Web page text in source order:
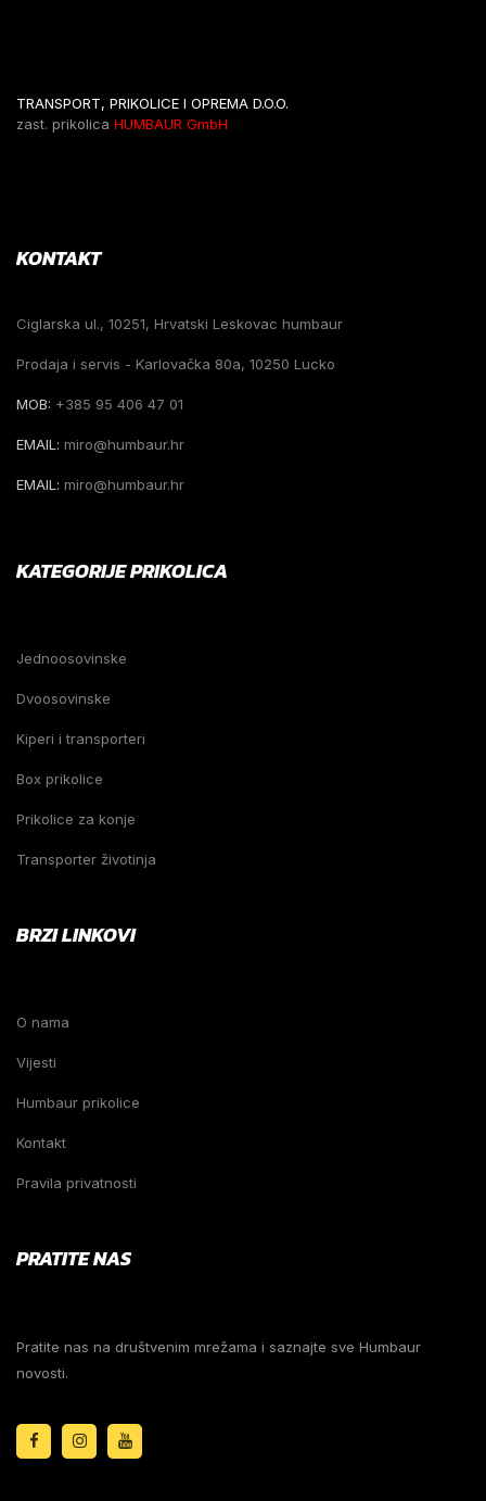
TRANSPORT, PRIKOLICE I OPREMA D.O.O.
zast. prikolica HUMBAUR GmbH
KONTAKT
Ciglarska ul., 10251, Hrvatski Leskovac humbaur
Prodaja i servis - Karlovačka 80a, 10250 Lucko
MOB: +385 95 406 47 01
EMAIL: miro@humbaur.hr
EMAIL: miro@humbaur.hr
KATEGORIJE PRIKOLICA
Jednoosovinske
Dvoosovinske
Kiperi i transporteri
Box prikolice
Prikolice za konje
Transporter životinja
BRZI LINKOVI
O nama
Vijesti
Humbaur prikolice
Kontakt
Pravila privatnosti
PRATITE NAS
Pratite nas na društvenim mrežama i saznajte sve Humbaur
novosti.